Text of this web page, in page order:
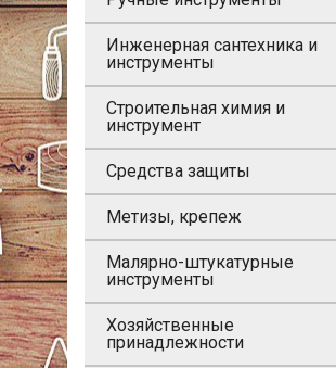
Инженерная сантехника и
инструменты
Строительная химия и
инструмент
Средства защиты
Метизы, крепеж
Малярно-штукатурные
инструменты
Хозяйственные
принадлежности